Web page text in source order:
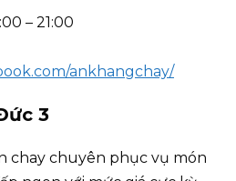
– 21:00
ankhangchay/
3
chay chuyên phục vụ món